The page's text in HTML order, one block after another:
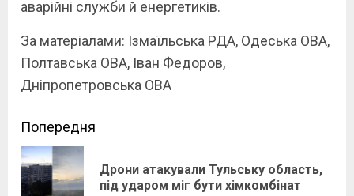
аварійні служби й енергетиків.
За матеріалами: Ізмаїльська РДА, Одеська ОВА,
Полтавська ОВА, Іван Федоров,
Дніпропетровська ОВА
Continue
Reading
Попередня
Дрони атакували Тульську область,
під ударом міг бути хімкомбінат